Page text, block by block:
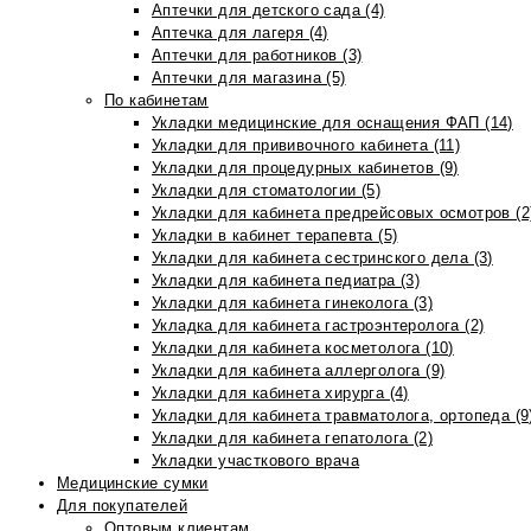
Аптечки для детского сада (4)
Аптечка для лагеря (4)
Аптечки для работников (3)
Аптечки для магазина (5)
По кабинетам
Укладки медицинские для оснащения ФАП (14)
Укладки для прививочного кабинета (11)
Укладки для процедурных кабинетов (9)
Укладки для стоматологии (5)
Укладки для кабинета предрейсовых осмотров
Укладки в кабинет терапевта (5)
Укладки для кабинета сестринского дела (3)
Укладки для кабинета педиатра (3)
Укладки для кабинета гинеколога (3)
Укладка для кабинета гастроэнтеролога (2)
Укладки для кабинета косметолога (10)
Укладки для кабинета аллерголога (9)
Укладки для кабинета хирурга (4)
Укладки для кабинета травматолога, ортопеда
Укладки для кабинета гепатолога (2)
Укладки участкового врача
Медицинские сумки
Для покупателей